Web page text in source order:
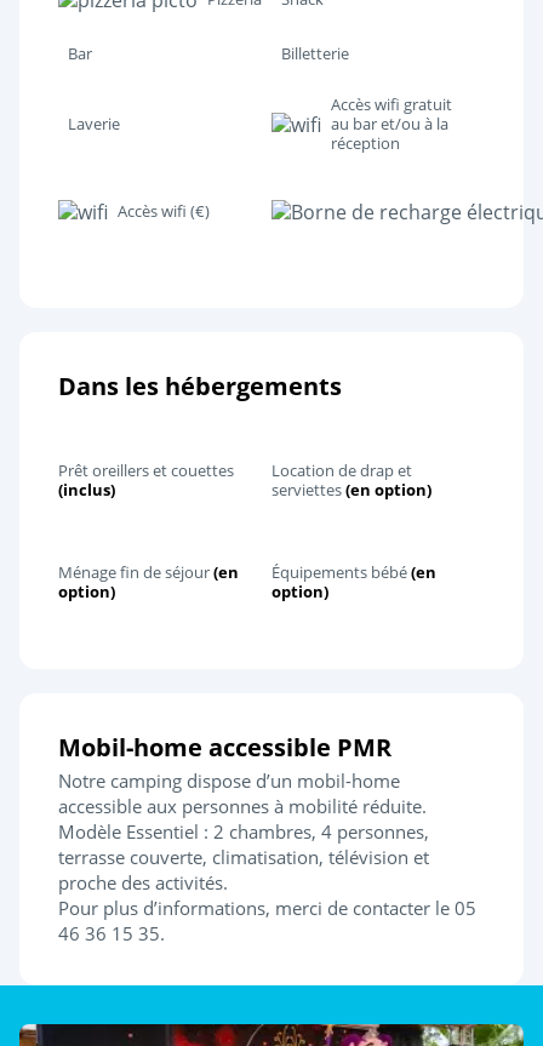
Bar Billetterie
Laverie
Accès wifi gratuit
au bar et/ou à la
réception
Accès wifi (€)
Dans les hébergements
Prêt oreillers et couettes
(inclus)
Location de drap et
serviettes(en option)
Ménage fin de séjour(en
option)
Équipements bébé(en
option)
Mobil-home accessible PMR
Notre camping dispose d’un mobil-home
accessible aux personnes à mobilité réduite.
Modèle Essentiel : 2 chambres, 4 personnes,
terrasse couverte, climatisation, télévision et
proche des activités.
Pour plus d’informations, merci de contacter le 05
46 36 15 35.